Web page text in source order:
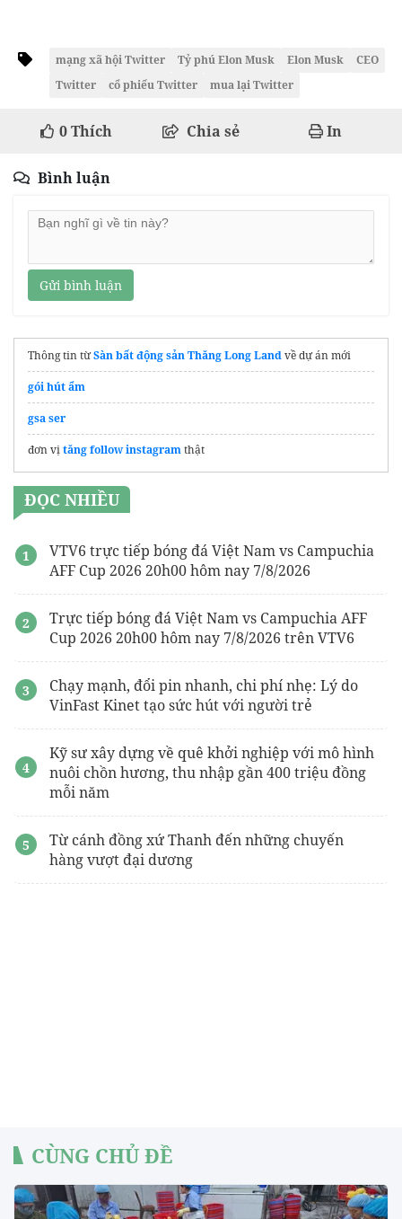
mạng xã hội Twitter Tỷ phú Elon Musk Elon Musk
CEO
Twitter
cổ phiếu Twitter mua lại Twitter
0Thích Chia sẻ In
Bình luận
Gửi bình luận
Thông tin từSàn bất động sản Thăng Long Landvề dự án mới
gói hút ẩm
gsa ser
đơn vịtăng follow instagramthật
ĐỌC NHIỀU
VTV6 trực tiếp bóng đá Việt Nam vs Campuchia
AFF Cup 2026 20h00 hôm nay 7/8/2026
Trực tiếp bóng đá Việt Nam vs Campuchia AFF
Cup 2026 20h00 hôm nay 7/8/2026 trên VTV6
Chạy mạnh, đổi pin nhanh, chi phí nhẹ: Lý do
VinFast Kinet tạo sức hút với người trẻ
Kỹ sư xây dựng về quê khởi nghiệp với mô hình
nuôi chồn hương, thu nhập gần 400 triệu đồng
mỗi năm
Từ cánh đồng xứ Thanh đến những chuyến
hàng vượt đại dương
CÙNG CHỦ ĐỀ